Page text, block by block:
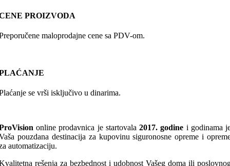
PROIZVODA
maloprodajne cene sa PDV-om.
se vrši isključivo u dinarima.
online prodavnica je startovala2017. godine i godinama
pouzdana destinacija za kupovinu siguronosne opreme i
automatizaciju.
rešenja za bezbednost i udobnost Vašeg doma ili